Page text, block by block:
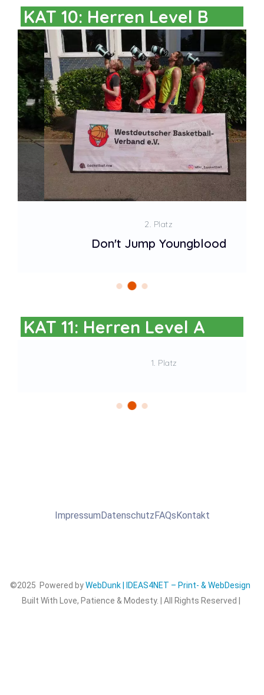
KAT 10: Herren Level B
2. Platz
Don't Jump Youngblood
KAT 11: Herren Level A
ImpressumDatenschutzFAQsKontakt
©2025 Powered byWebDunk | IDEAS4NET – Print- & WebDesign
Built With Love, Patience & Modesty. | All Rights Reserved |